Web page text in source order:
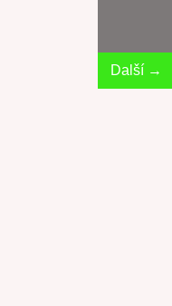
Další →